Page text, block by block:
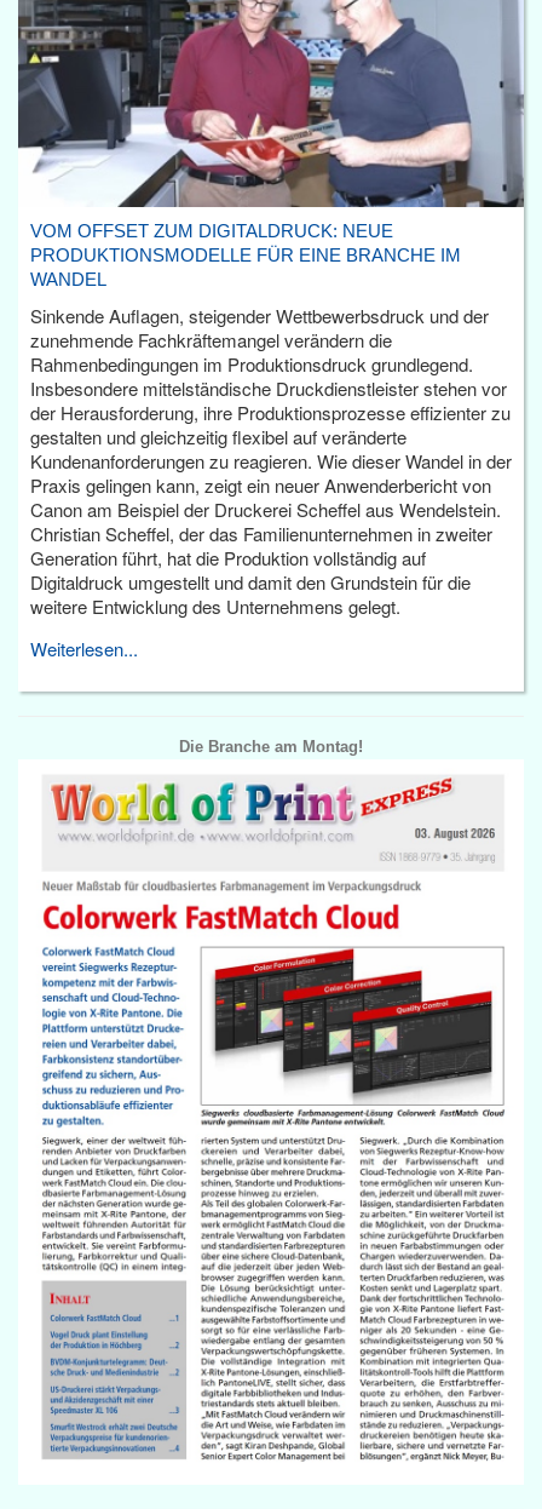
VOM OFFSET ZUM DIGITALDRUCK: NEUE
PRODUKTIONSMODELLE FÜR EINE BRANCHE IM
WANDEL
Sinkende Auflagen, steigender Wettbewerbsdruck und der
zunehmende Fachkräftemangel verändern die
Rahmenbedingungen im Produktionsdruck grundlegend.
Insbesondere mittelständische Druckdienstleister stehen vor
der Herausforderung, ihre Produktionsprozesse effizienter zu
gestalten und gleichzeitig flexibel auf veränderte
Kundenanforderungen zu reagieren. Wie dieser Wandel in der
Praxis gelingen kann, zeigt ein neuer Anwenderbericht von
Canon am Beispiel der Druckerei Scheffel aus Wendelstein.
Christian Scheffel, der das Familienunternehmen in zweiter
Generation führt, hat die Produktion vollständig auf
Digitaldruck umgestellt und damit den Grundstein für die
weitere Entwicklung des Unternehmens gelegt.
Weiterlesen...
Die Branche am Montag!